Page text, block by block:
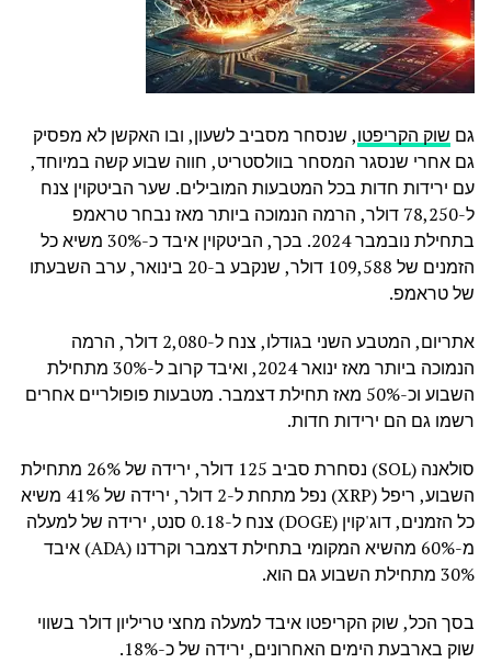
גם שוק הקריפטו, שנסחר מסביב לשעון, ובו האקשן לא מפסיק
גם אחרי שנסגר המסחר בוולסטריט, חווה שבוע קשה במיוחד,
עם ירידות חדות בכל המטבעות המובילים. שער הביטקוין צנח
ל-78,250 דולר, הרמה הנמוכה ביותר מאז נבחר טראמפ
בתחילת נובמבר 2024. בכך, הביטקוין איבד כ-30% משיא כל
הזמנים של 109,588 דולר, שנקבע ב-20 בינואר, ערב השבעתו
של טראמפ.
אתריום, המטבע השני בגודלו, צנח ל-2,080 דולר, הרמה
הנמוכה ביותר מאז ינואר 2024, ואיבד קרוב ל-30% מתחילת
השבוע וכ-50% מאז תחילת דצמבר. מטבעות פופולריים אחרים
רשמו גם הם ירידות חדות.
סולאנה (SOL) נסחרת סביב 125 דולר, ירידה של 26% מתחילת
השבוע, ריפל (XRP) נפל מתחת ל-2 דולר, ירידה של 41% משיא
כל הזמנים, דוג'קוין (DOGE) צנח ל-0.18 סנט, ירידה של למעלה
מ-60% מהשיא המקומי בתחילת דצמבר וקרדנו (ADA) איבד
30% מתחילת השבוע גם הוא.
בסך הכל, שוק הקריפטו איבד למעלה מחצי טריליון דולר בשווי
שוק בארבעת הימים האחרונים, ירידה של כ-18%.